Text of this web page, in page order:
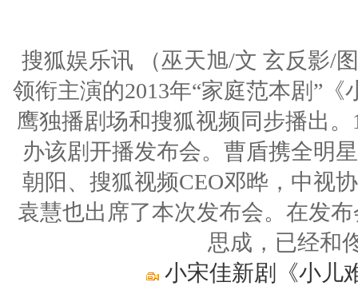
搜狐娱乐讯 （巫天旭/文 玄反影/
领衔主演的2013年“家庭范本剧”
鹰独播剧场和搜狐视频同步播出
办该剧开播发布会。曹盾携全明
朝阳、搜狐视频CEO邓晔，中视
袁慧也出席了本次发布会。在发
思成，已经和
小宋佳新剧《小儿